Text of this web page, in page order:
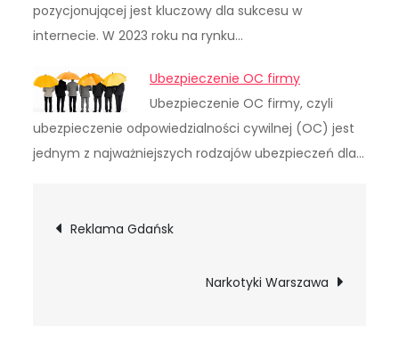
pozycjonującej jest kluczowy dla sukcesu w
internecie. W 2023 roku na rynku…
Ubezpieczenie OC firmy
Ubezpieczenie OC firmy, czyli
ubezpieczenie odpowiedzialności cywilnej (OC) jest
jednym z najważniejszych rodzajów ubezpieczeń dla…
Nawigacja
Reklama Gdańsk
Narkotyki Warszawa